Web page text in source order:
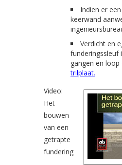
Indien er
keerwand
Verdicht en
funderingssleuf
gangen en
trilplaat.
Video:
Het
bouwen
van een
getrapte
fundering